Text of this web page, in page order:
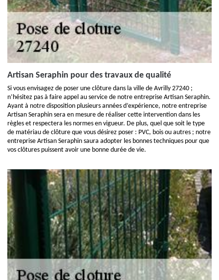
Artisan Seraphin pour des travaux de qualité
Si vous envisagez de poser une clôture dans la ville de Avrilly 27240 ;
n’hésitez pas à faire appel au service de notre entreprise Artisan Seraphin.
Ayant à notre disposition plusieurs années d’expérience, notre entreprise
Artisan Seraphin sera en mesure de réaliser cette intervention dans les
règles et respectera les normes en vigueur. De plus, quel que soit le type
de matériau de clôture que vous désirez poser : PVC, bois ou autres ; notre
entreprise Artisan Seraphin saura adopter les bonnes techniques pour que
vos clôtures puissent avoir une bonne durée de vie.